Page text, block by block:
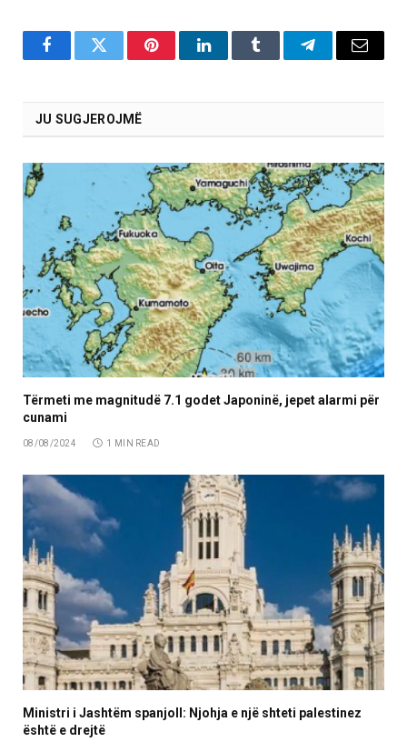
FacebookTwitter PinterestLinkedInTumblr TelegramEmail
JU SUGJEROJMË
Tërmeti me magnitudë 7.1 godet Japoninë, jepet alarmi për
cunami
08/08/2024 1 MIN READ
Ministri i Jashtëm spanjoll: Njohja e një shteti palestinez
është e drejtë